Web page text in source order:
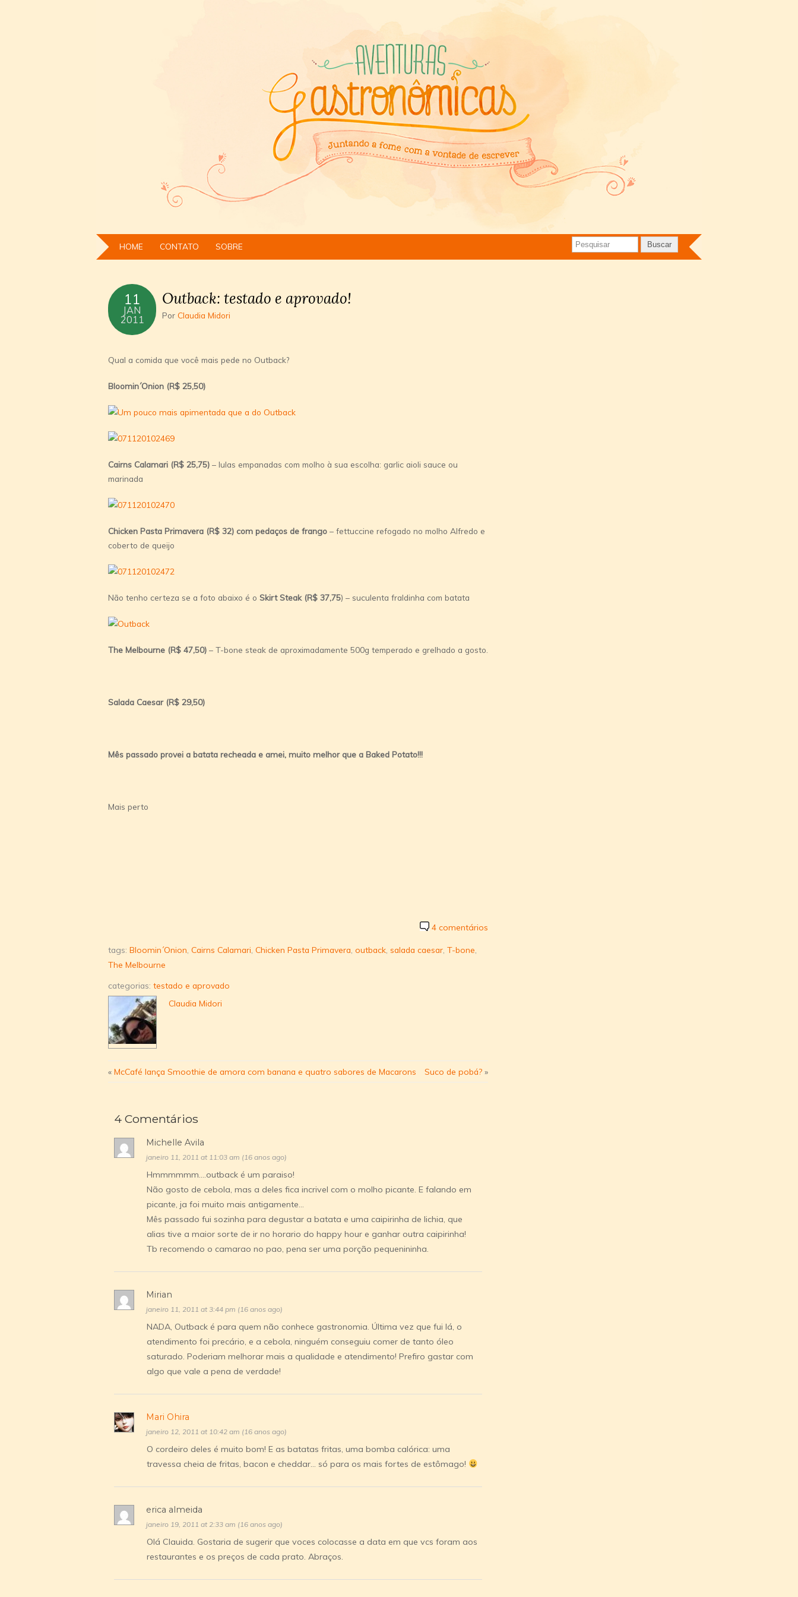
HOME CONTATO SOBRE
11
JAN
2011
Outback: testado e aprovado!
Por Claudia Midori
Qual a comida que você mais pede no Outback?
Bloomin´Onion (R$ 25,50)
Cairns Calamari (R$ 25,75) – lulas empanadas com molho à sua escolha: garlic aioli sauce ou
marinada
Chicken Pasta Primavera (R$ 32) com pedaços de frango – fettuccine refogado no molho Alfredo e
coberto de queijo
Não tenho certeza se a foto abaixo é o Skirt Steak (R$ 37,75) – suculenta fraldinha com batata
The Melbourne (R$ 47,50) – T-bone steak de aproximadamente 500g temperado e grelhado a gosto.
Salada Caesar (R$ 29,50)
Mês passado provei a batata recheada e amei, muito melhor que a Baked Potato!!!
Mais perto
4 comentários
tags: Bloomin´Onion Cairns Calamari Chicken Pasta Primavera outback salada caesar T-bone
The Melbourne
categorias: testado e aprovado
Claudia Midori
« McCafé lança Smoothie de amora com banana e quatro sabores de Macarons Suco de pobá? »
4 Comentários
Michelle Avila
janeiro 11, 2011 at 11:03 am (16 anos ago)
Hmmmmmm….outback é um paraiso!
Não gosto de cebola, mas a deles fica incrivel com o molho picante. E falando em
picante, ja foi muito mais antigamente…
Mês passado fui sozinha para degustar a batata e uma caipirinha de lichia, que
alias tive a maior sorte de ir no horario do happy hour e ganhar outra caipirinha!
Tb recomendo o camarao no pao, pena ser uma porção pequenininha.
Mirian
janeiro 11, 2011 at 3:44 pm (16 anos ago)
NADA, Outback é para quem não conhece gastronomia. Última vez que fui lá, o
atendimento foi precário, e a cebola, ninguém conseguiu comer de tanto óleo
saturado. Poderiam melhorar mais a qualidade e atendimento! Prefiro gastar com
algo que vale a pena de verdade!
Mari Ohira
janeiro 12, 2011 at 10:42 am (16 anos ago)
O cordeiro deles é muito bom! E as batatas fritas, uma bomba calórica: uma
travessa cheia de fritas, bacon e cheddar… só para os mais fortes de estômago!
erica almeida
janeiro 19, 2011 at 2:33 am (16 anos ago)
Olá Clauida. Gostaria de sugerir que voces colocasse a data em que vcs foram aos
restaurantes e os preços de cada prato. Abraços.